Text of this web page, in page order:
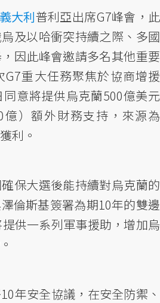
義大利普利亞出席G7峰會，此
及以哈衝突持續之際、多國
因此峰會邀請多名其他重要
重大任務聚焦於協商增援
同意將提供烏克蘭500億美元
億）額外財務支持，來源為
利。
保大選後能持續對烏克蘭的
倫斯基簽署為期10年的雙邊
供一系列軍事援助，增加烏
年安全協議，在安全防禦、